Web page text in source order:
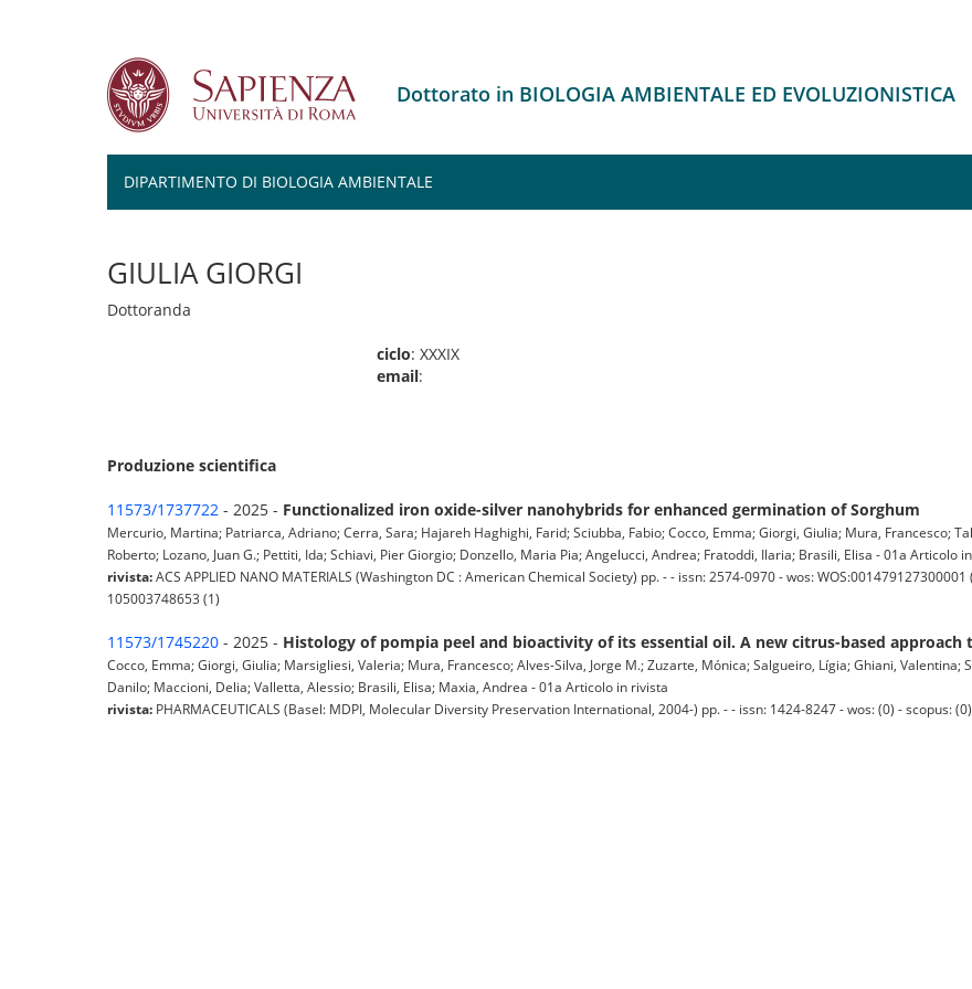
Dottorato in BIOLOGIA AMBIENTALE ED EVOLUZIONISTICA
DIPARTIMENTO DI BIOLOGIA AMBIENTALE
GIULIA GIORGI
Dottoranda
ciclo: XXXIX
email:
Produzione scientifica
11573/1737722 - 2025 - Functionalized iron oxide-silver nanohybrids for enhanced germination of Sorghum
Mercurio, Martina; Patriarca, Adriano; Cerra, Sara; Hajareh Haghighi, Farid; Sciubba, Fabio; Cocco, Emma; Giorgi, Giulia; Mura, Francesco;
Roberto; Lozano, Juan G.; Pettiti, Ida; Schiavi, Pier Giorgio; Donzello, Maria Pia; Angelucci, Andrea; Fratoddi, Ilaria; Brasili, Elisa - 01a Articolo
rivista:ACS APPLIED NANO MATERIALS (Washington DC : American Chemical Society) pp. - - issn: 2574-0970 - wos:
105003748653 (1)
11573/1745220 - 2025 - Histology of pompia peel and bioactivity of its essential oil. A new citrus-based approach
Cocco, Emma; Giorgi, Giulia; Marsigliesi, Valeria; Mura, Francesco; Alves-Silva, Jorge M.; Zuzarte, Mónica; Salgueiro, Lígia; Ghiani, Valentina;
Danilo; Maccioni, Delia; Valletta, Alessio; Brasili, Elisa; Maxia, Andrea - 01a Articolo in rivista
rivista: PHARMACEUTICALS (Basel: MDPI, Molecular Diversity Preservation International, 2004-) pp. - - issn: 1424-8247 - wos: (0) - scopus: (0)